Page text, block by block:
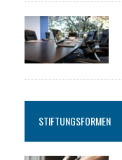
STIFTUNGSFORMEN